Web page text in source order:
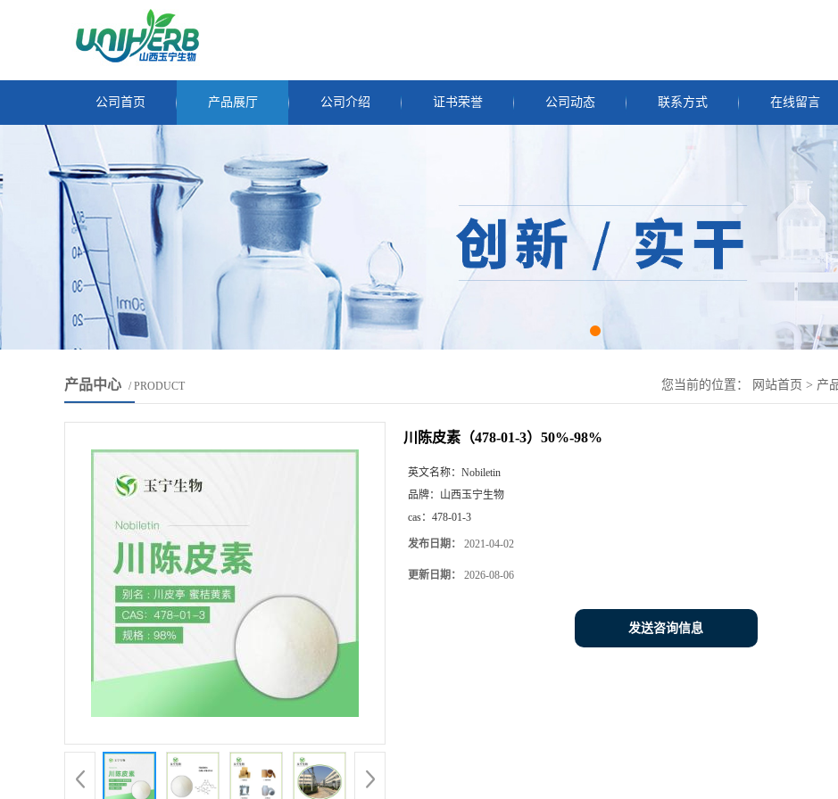
公司首页 产品展厅 公司介绍 证书荣誉 公司动态 联系方式 在线留言
产品中心 / PRODUCT 您当前的位置： 网站首页 > 产
川陈皮素（478-01-3）50%-98%
英文名称： Nobiletin
品牌： 山西玉宁生物
cas： 478-01-3
发布日期： 2021-04-02
更新日期： 2026-08-06
发送咨询信息